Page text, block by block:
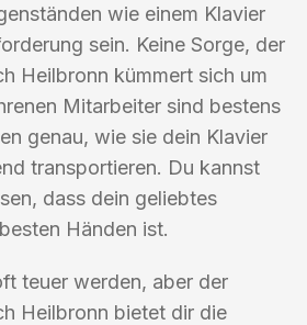
wie einem Klavier
sein. Keine Sorge, der
Heilbronn kümmert sich um
Mitarbeiter sind bestens
genau, wie sie dein Klavier
transportieren. Du kannst
dass dein geliebtes
Händen ist.
teuer werden, aber der
Heilbronn bietet dir die